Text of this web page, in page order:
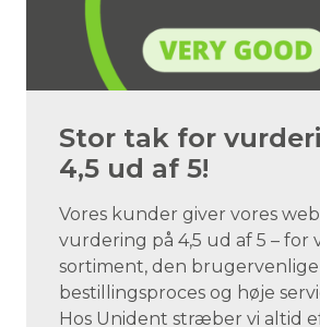
Stor tak for
4,5 ud af 5!
Vores kunder giver vores
vurdering på 4,5 ud af 5 – for
sortiment, den brugervenlige
bestillingsproces og høje
Hos Unident stræber vi altid